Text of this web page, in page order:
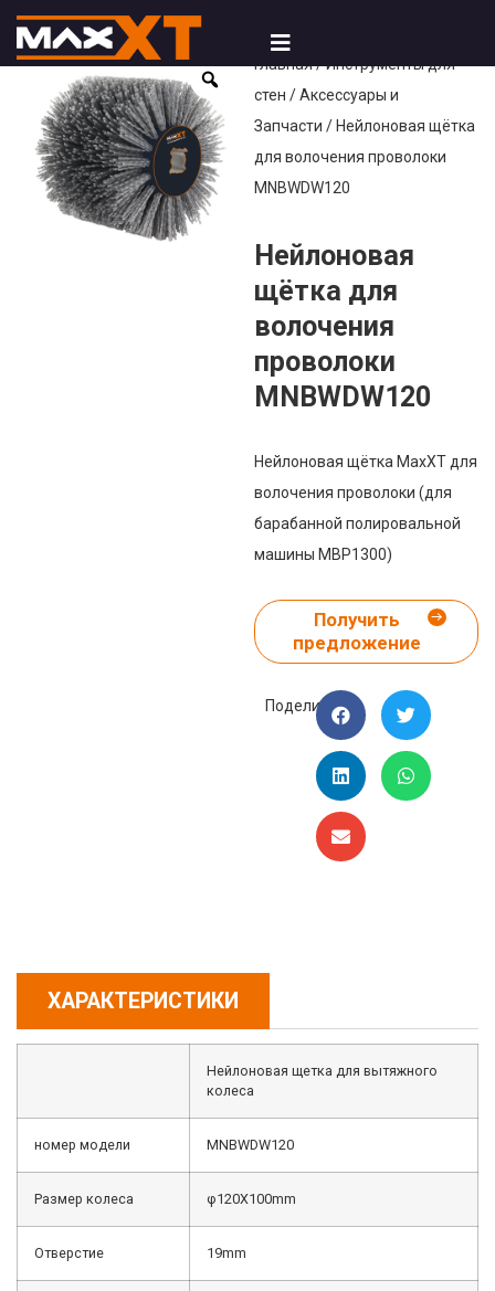
Главная/Инструменты для
стен /Аксессуары и
Запчасти / Нейлоновая щётка
для волочения проволоки
MNBWDW120
Нейлоновая
щётка для
волочения
проволоки
MNBWDW120
Нейлоновая щётка MaxXT для
волочения проволоки (для
барабанной полировальной
машины MBP1300)
Получить
предложение
Поделиться:
ХАРАКТЕРИСТИКИ
Нейлоновая щетка для вытяжного
колеса
номер модели MNBWDW120
Размер колеса φ120X100mm
Отверстие 19mm